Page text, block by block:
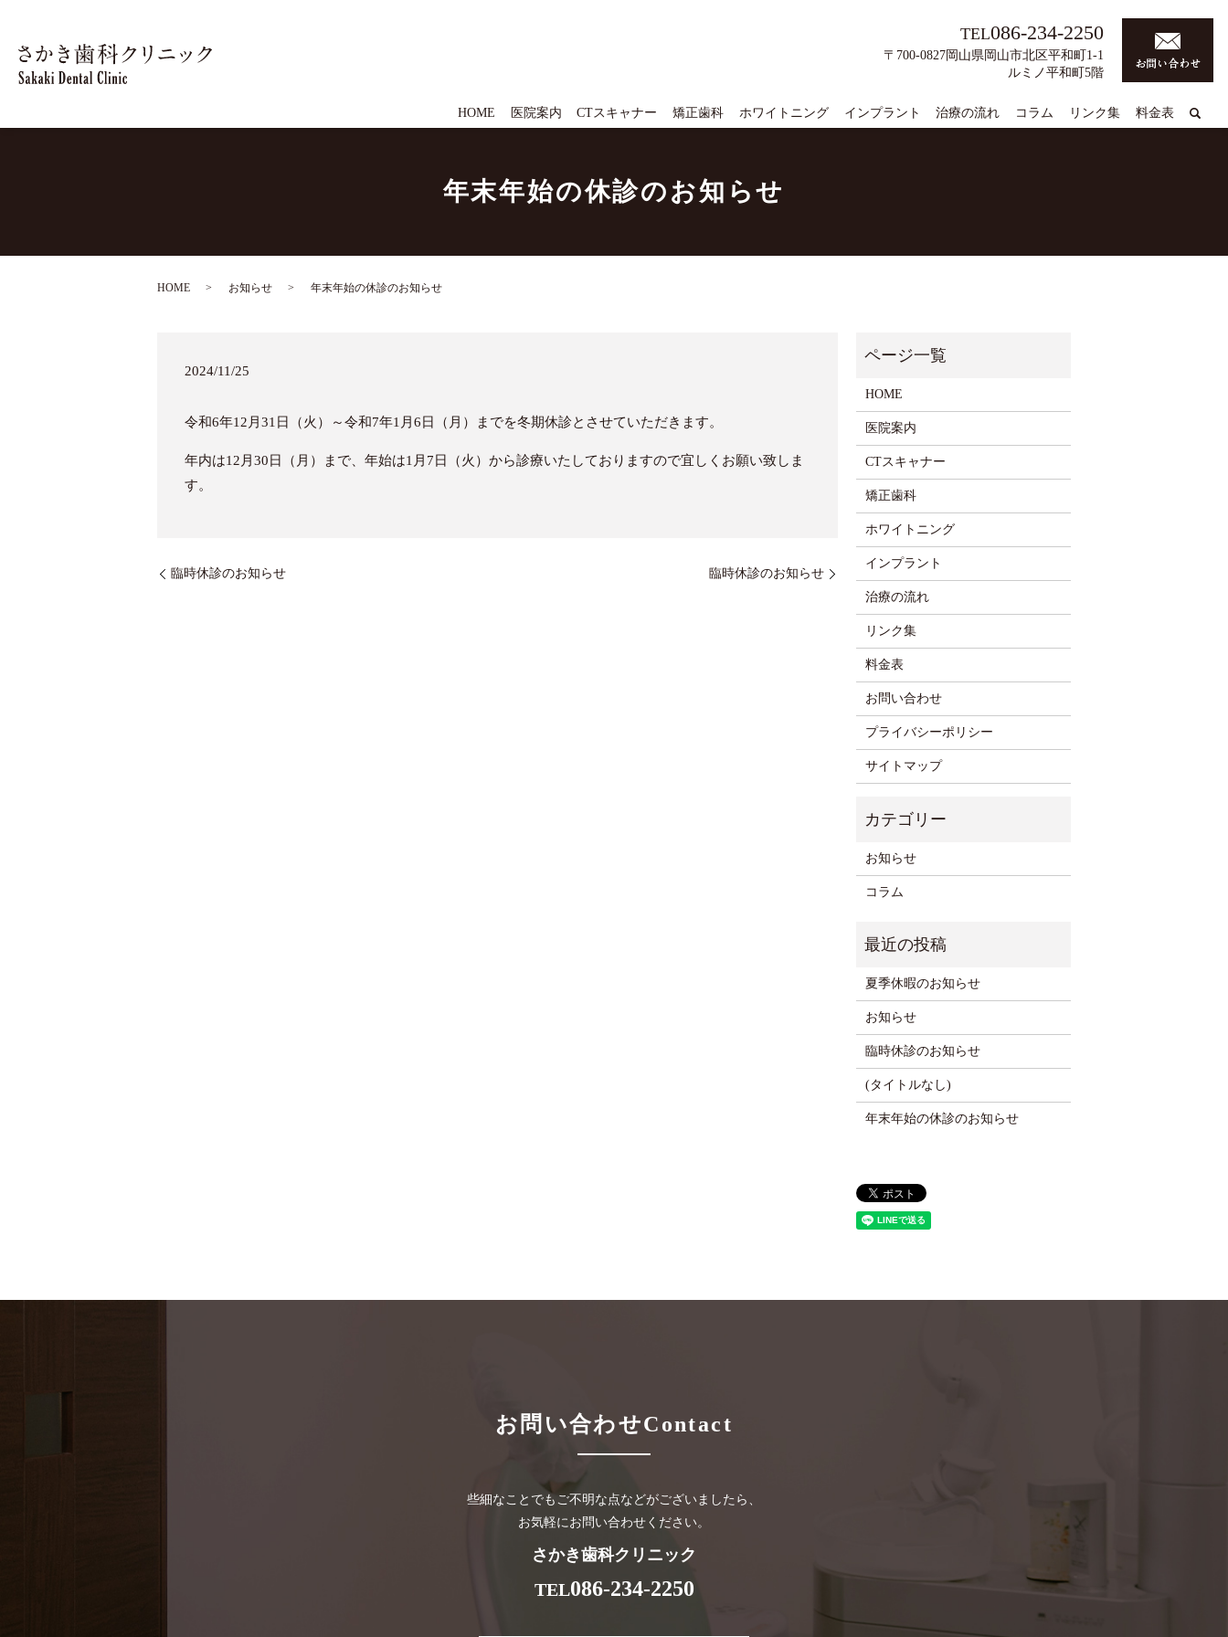
HOME 医院案内 CTスキャナー 矯正歯科 ホワイトニング インプラント 治療の流れ コラム リンク集 料金表
TEL086-234-2250
〒700-0827岡山県岡山市北区平和町1-1
ルミノ平和町5階
年末年始の休診のお知らせ
HOME お知らせ 年末年始の休診のお知らせ
2024/11/25
令和6年12月31日（火）～令和7年1月6日（月）までを冬期休診とさせていただきます。
年内は12月30日（月）まで、年始は1月7日（火）から診療いたしておりますので宜しくお願い致しま
す。
臨時休診のお知らせ 臨時休診のお知らせ
HOME
医院案内
CTスキャナー
矯正歯科
ホワイトニング
インプラント
治療の流れ
リンク集
料金表
お問い合わせ
プライバシーポリシー
サイトマップ
お知らせ
コラム
夏季休暇のお知らせ
お知らせ
臨時休診のお知らせ
(タイトルなし)
年末年始の休診のお知らせ
お問い合わせContact
些細なことでもご不明な点などがございましたら、
お気軽にお問い合わせください。
さかき歯科クリニック
TEL086-234-2250